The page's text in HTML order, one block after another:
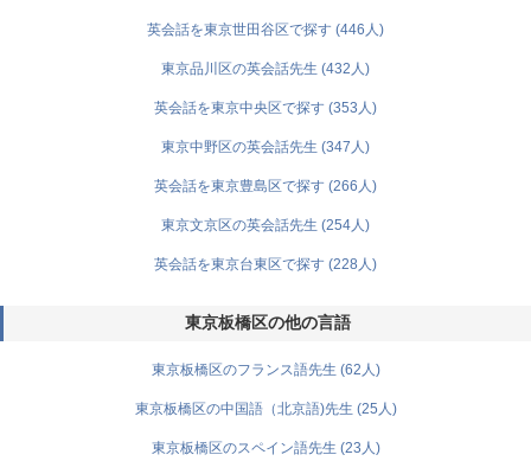
英会話を東京世田谷区で探す (446人)
東京品川区の英会話先生 (432人)
英会話を東京中央区で探す (353人)
東京中野区の英会話先生 (347人)
英会話を東京豊島区で探す (266人)
東京文京区の英会話先生 (254人)
英会話を東京台東区で探す (228人)
東京板橋区の他の言語
東京板橋区のフランス語先生 (62人)
東京板橋区の中国語（北京語)先生 (25人)
東京板橋区のスペイン語先生 (23人)